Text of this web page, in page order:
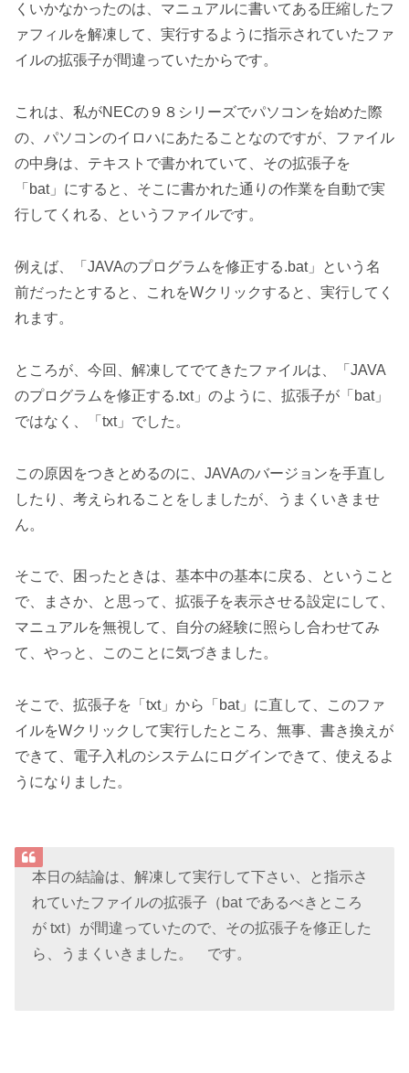
くいかなかったのは、マニュアルに書いてある圧縮したフ
ァフィルを解凍して、実行するように指示されていたファ
イルの拡張子が間違っていたからです。
これは、私がNECの９８シリーズでパソコンを始めた際
の、パソコンのイロハにあたることなのですが、ファイル
の中身は、テキストで書かれていて、その拡張子を
「bat」にすると、そこに書かれた通りの作業を自動で実
行してくれる、というファイルです。
例えば、「JAVAのプログラムを修正する.bat」という名
前だったとすると、これをWクリックすると、実行してく
れます。
ところが、今回、解凍してでてきたファイルは、「JAVA
のプログラムを修正する.txt」のように、拡張子が「bat」
ではなく、「txt」でした。
この原因をつきとめるのに、JAVAのバージョンを手直し
したり、考えられることをしましたが、うまくいきませ
ん。
そこで、困ったときは、基本中の基本に戻る、ということ
で、まさか、と思って、拡張子を表示させる設定にして、
マニュアルを無視して、自分の経験に照らし合わせてみ
て、やっと、このことに気づきました。
そこで、拡張子を「txt」から「bat」に直して、このファ
イルをWクリックして実行したところ、無事、書き換えが
できて、電子入札のシステムにログインできて、使えるよ
うになりました。
本日の結論は、解凍して実行して下さい、と指示さ
れていたファイルの拡張子（bat であるべきところ
が txt）が間違っていたので、その拡張子を修正した
ら、うまくいきました。 です。